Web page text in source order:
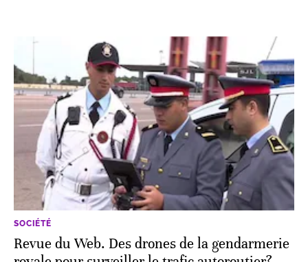
SOCIÉTÉ
Revue du Web. Des drones de la gendarmerie